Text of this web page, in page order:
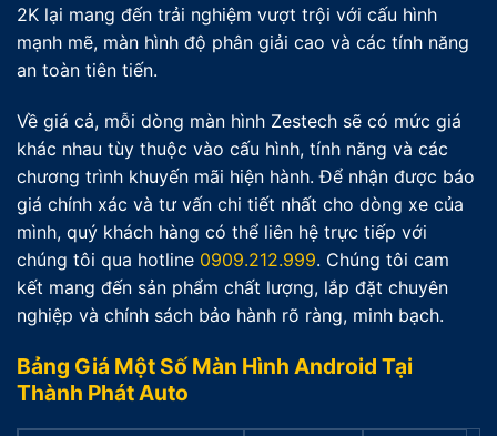
2K lại mang đến trải nghiệm vượt trội với cấu hình
mạnh mẽ, màn hình độ phân giải cao và các tính năng
an toàn tiên tiến.
Về giá cả, mỗi dòng màn hình Zestech sẽ có mức giá
khác nhau tùy thuộc vào cấu hình, tính năng và các
chương trình khuyến mãi hiện hành. Để nhận được báo
giá chính xác và tư vấn chi tiết nhất cho dòng xe của
mình, quý khách hàng có thể liên hệ trực tiếp với
chúng tôi qua hotline 0909.212.999. Chúng tôi cam
kết mang đến sản phẩm chất lượng, lắp đặt chuyên
nghiệp và chính sách bảo hành rõ ràng, minh bạch.
Bảng Giá Một Số Màn Hình Android Tại
Thành Phát Auto